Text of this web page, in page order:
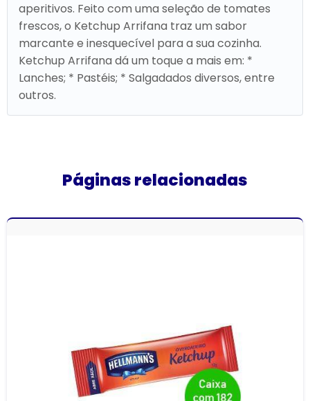
aperitivos. Feito com uma seleção de tomates
frescos, o Ketchup Arrifana traz um sabor
marcante e inesquecível para a sua cozinha.
Ketchup Arrifana dá um toque a mais em: *
Lanches; * Pastéis; * Salgadados diversos, entre
outros.
Páginas relacionadas